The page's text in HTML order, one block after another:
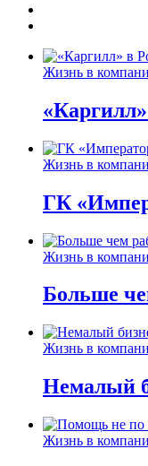
Жизнь в
Жизнь в
ГК
Жизнь в
Больше
Жизнь в
Немалый
Жизнь в